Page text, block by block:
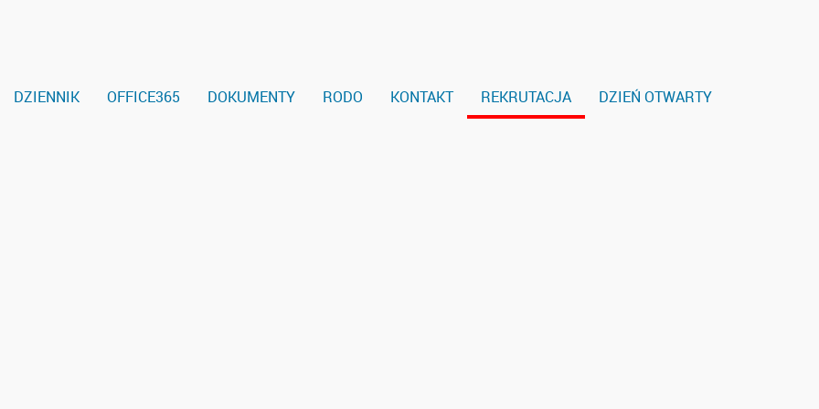
DZIENNIK OFFICE365 DOKUMENTY RODO KONTAKT REKRUTACJA DZIEŃ OTWARTY